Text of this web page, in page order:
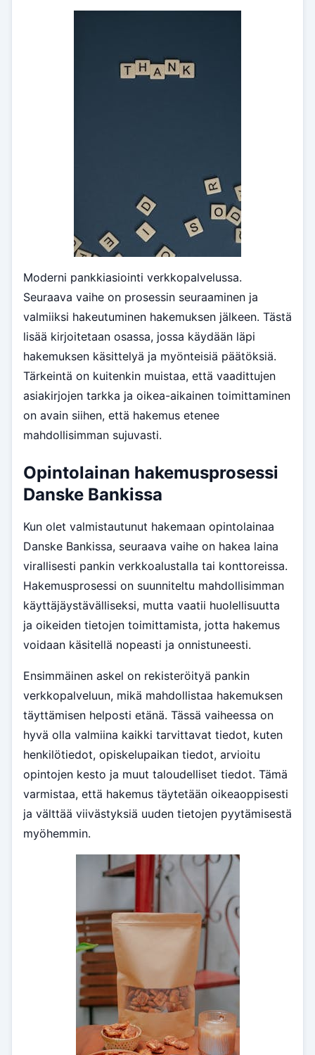
Moderni pankkiasiointi verkkopalvelussa.
Seuraava vaihe on prosessin seuraaminen ja
valmiiksi hakeutuminen hakemuksen jälkeen. Tästä
lisää kirjoitetaan osassa, jossa käydään läpi
hakemuksen käsittelyä ja myönteisiä päätöksiä.
Tärkeintä on kuitenkin muistaa, että vaadittujen
asiakirjojen tarkka ja oikea-aikainen toimittaminen
on avain siihen, että hakemus etenee
mahdollisimman sujuvasti.
Opintolainan hakemusprosessi
Danske Bankissa
Kun olet valmistautunut hakemaan opintolainaa
Danske Bankissa, seuraava vaihe on hakea laina
virallisesti pankin verkkoalustalla tai konttoreissa.
Hakemusprosessi on suunniteltu mahdollisimman
käyttäjäystävälliseksi, mutta vaatii huolellisuutta
ja oikeiden tietojen toimittamista, jotta hakemus
voidaan käsitellä nopeasti ja onnistuneesti.
Ensimmäinen askel on rekisteröityä pankin
verkkopalveluun, mikä mahdollistaa hakemuksen
täyttämisen helposti etänä. Tässä vaiheessa on
hyvä olla valmiina kaikki tarvittavat tiedot, kuten
henkilötiedot, opiskelupaikan tiedot, arvioitu
opintojen kesto ja muut taloudelliset tiedot. Tämä
varmistaa, että hakemus täytetään oikeaoppisesti
ja välttää viivästyksiä uuden tietojen pyytämisestä
myöhemmin.